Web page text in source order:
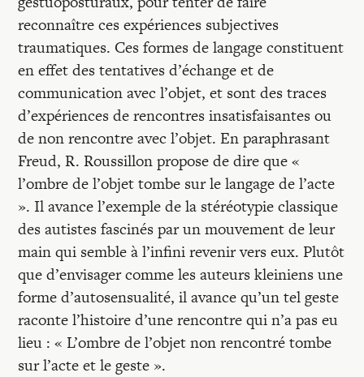
reconnaître ces expériences subjectives
traumatiques. Ces formes de langage constituent
en effet des tentatives d’échange et de
communication avec l’objet, et sont des traces
d’expériences de rencontres insatisfaisantes ou
de non rencontre avec l’objet. En paraphrasant
Freud, R. Roussillon propose de dire que «
l’ombre de l’objet tombe sur le langage de l’acte
». Il avance l’exemple de la stéréotypie classique
des autistes fascinés par un mouvement de leur
main qui semble à l’infini revenir vers eux. Plutôt
que d’envisager comme les auteurs kleiniens une
forme d’autosen­sualité, il avance qu’un tel geste
raconte l’histoire d’une rencontre qui n’a pas eu
lieu : « L’ombre de l’objet non rencontré tombe
sur l’acte et le geste ».